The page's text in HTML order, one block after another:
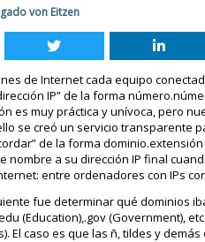
von Eitzen
de Internet cada equipo
IP” de la forma
es muy práctica y unívoca, pero
se creó un servicio transparente
de la forma
nombre a su dirección IP final
entre ordenadores con IPs
fue determinar qué dominios
(Education),.gov (Government),
El caso es que las ñ, tildes y